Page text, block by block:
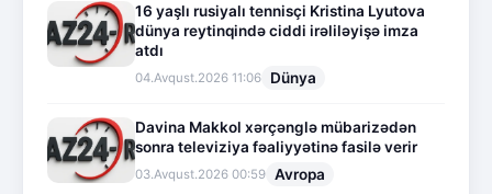
16 yaşlı rusiyalı tennisçi Kristina Lyutova
dünya reytinqində ciddi irəliləyişə imza
atdı
04.Avqust.2026 11:06 Dünya
Davina Makkol xərçənglə mübarizədən
sonra televiziya fəaliyyətinə fasilə verir
03.Avqust.2026 00:59 Avropa